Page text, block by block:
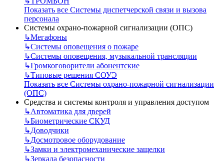
Показать все Системы диспетчерской связи и вызова
персонала
Системы охрано-пожарной сигнализации (ОПС)
↳Мегафоны
↳Системы оповещения о пожаре
↳Системы оповещения, музыкальной трансляции
↳Громкоговорители абонентские
↳Типовые решения СОУЭ
Показать все Системы охрано-пожарной сигнализации
(ОПС)
Средства и системы контроля и управления доступом
↳Автоматика для дверей
↳Биометрические СКУД
↳Доводчики
↳Досмотровое оборудование
↳Замки и электромеханические защелки
↳Зеркала безопасности